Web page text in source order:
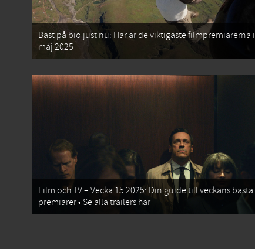
Bäst på bio just nu: Här är de viktigaste filmpremiärerna i
maj 2025
Film och TV – Vecka 15 2025: Din guide till veckans bästa
premiärer • Se alla trailers här